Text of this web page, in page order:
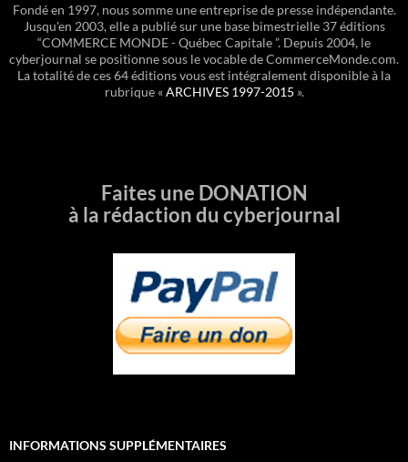
Fondé en 1997, nous somme une entreprise de presse indépendante.
Jusqu'en 2003, elle a publié sur une base bimestrielle 37 éditions
“COMMERCE MONDE - Québec Capitale ”. Depuis 2004, le
cyberjournal se positionne sous le vocable de CommerceMonde.com.
La totalité de ces 64 éditions vous est intégralement disponible à la
rubrique «ARCHIVES 1997-2015 ».
Faites une DONATION
à la rédaction du cyberjournal
INFORMATIONS SUPPLÉMENTAIRES